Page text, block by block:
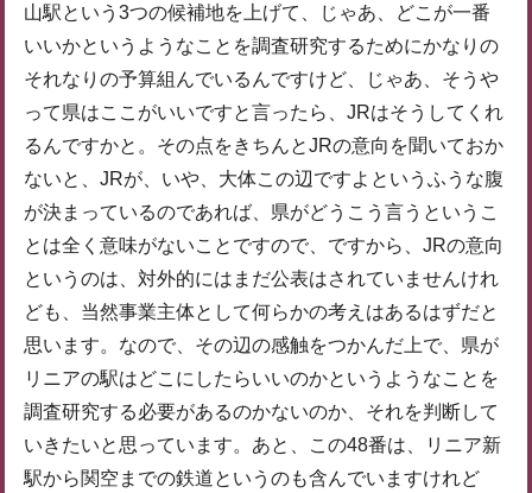
山駅という3つの候補地を上げて、じゃあ、どこが一番
いいかというようなことを調査研究するためにかなりの
それなりの予算組んでいるんですけど、じゃあ、そうや
って県はここがいいですと言ったら、JRはそうしてくれ
るんですかと。その点をきちんとJRの意向を聞いておか
ないと、JRが、いや、大体この辺ですよというふうな腹
が決まっているのであれば、県がどうこう言うというこ
とは全く意味がないことですので、ですから、JRの意向
というのは、対外的にはまだ公表はされていませんけれ
ども、当然事業主体として何らかの考えはあるはずだと
思います。なので、その辺の感触をつかんだ上で、県が
リニアの駅はどこにしたらいいのかというようなことを
調査研究する必要があるのかないのか、それを判断して
いきたいと思っています。あと、この48番は、リニア新
駅から関空までの鉄道というのも含んでいますけれど